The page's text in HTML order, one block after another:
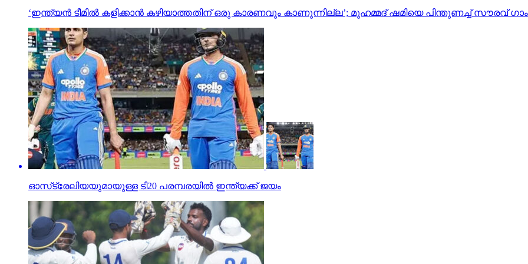
‘ഇന്ത്യന്‍ ടീമില്‍ കളിക്കാന്‍ കഴിയാത്തതിന് ഒരു കാരണവും കാണുന്നില്ല’; മുഹമ്മദ് ഷമിയെ പിന്തുണച്ച് സൗരവ്
ഓസ്‌ട്രേലിയയുമായുള്ള ടി20 പരമ്പരയില്‍ ഇന്ത്യക്ക് ജയം